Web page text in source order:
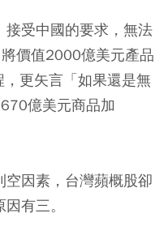
接受中國的要求，無法
價值2000億美元產品
更矢言「如果還是無
億美元商品加
空因素，台灣蘋概股卻
有三。